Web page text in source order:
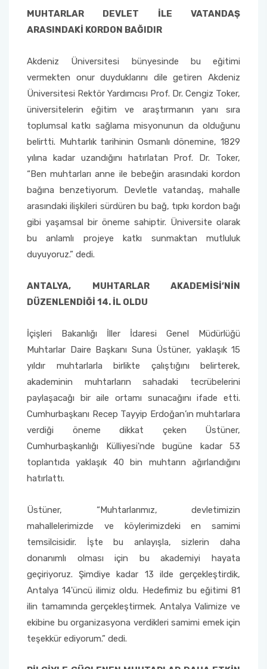
MUHTARLAR DEVLET İLE VATANDAŞ
ARASINDAKİ KORDON BAĞIDIR
Akdeniz Üniversitesi bünyesinde bu eğitimi
vermekten onur duyduklarını dile getiren Akdeniz
Üniversitesi Rektör Yardımcısı Prof. Dr. Cengiz Toker,
üniversitelerin eğitim ve araştırmanın yanı sıra
toplumsal katkı sağlama misyonunun da olduğunu
belirtti. Muhtarlık tarihinin Osmanlı dönemine, 1829
yılına kadar uzandığını hatırlatan Prof. Dr. Toker,
“Ben muhtarları anne ile bebeğin arasındaki kordon
bağına benzetiyorum. Devletle vatandaş, mahalle
arasındaki ilişkileri sürdüren bu bağ, tıpkı kordon bağı
gibi yaşamsal bir öneme sahiptir. Üniversite olarak
bu anlamlı projeye katkı sunmaktan mutluluk
duyuyoruz.” dedi.
ANTALYA, MUHTARLAR AKADEMİSİ’NİN
DÜZENLENDİĞİ 14. İL OLDU
İçişleri Bakanlığı İller İdaresi Genel Müdürlüğü
Muhtarlar Daire Başkanı Suna Üstüner, yaklaşık 15
yıldır muhtarlarla birlikte çalıştığını belirterek,
akademinin muhtarların sahadaki tecrübelerini
paylaşacağı bir aile ortamı sunacağını ifade etti.
Cumhurbaşkanı Recep Tayyip Erdoğan’ın muhtarlara
verdiği öneme dikkat çeken Üstüner,
Cumhurbaşkanlığı Külliyesi'nde bugüne kadar 53
toplantıda yaklaşık 40 bin muhtarın ağırlandığını
hatırlattı.
Üstüner, “Muhtarlarımız, devletimizin
mahallelerimizde ve köylerimizdeki en samimi
temsilcisidir. İşte bu anlayışla, sizlerin daha
donanımlı olması için bu akademiyi hayata
geçiriyoruz. Şimdiye kadar 13 ilde gerçekleştirdik,
Antalya 14'üncü ilimiz oldu. Hedefimiz bu eğitimi 81
ilin tamamında gerçekleştirmek. Antalya Valimize ve
ekibine bu organizasyona verdikleri samimi emek için
teşekkür ediyorum.” dedi.